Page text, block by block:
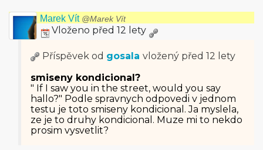
Marek Vít @Marek Vít
Vloženo před 12 lety
Příspěvek od gosala vložený před 12 lety
smiseny kondicional?
" If I saw you in the street, would you say
hallo?" Podle spravnych odpovedi v jednom
testu je toto smiseny kondicional. Ja myslela,
ze je to druhy kondicional. Muze mi to nekdo
prosim vysvetlit?